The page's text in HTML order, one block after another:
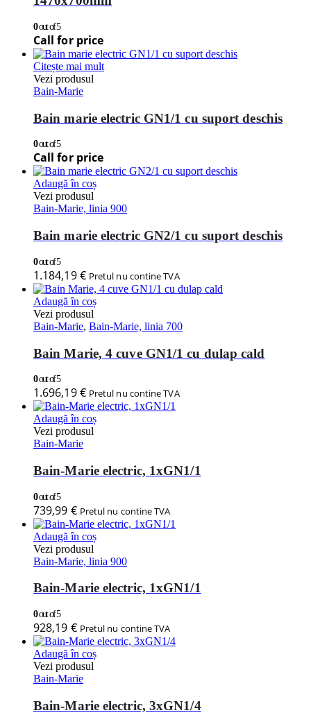
0out of 5
Call for price
Citește mai mult
Vezi produsul
Bain-Marie
Bain marie electric GN1/1 cu suport deschis
0out of 5
Call for price
Adaugă în coș
Vezi produsul
Bain-Marie, linia 900
Bain marie electric GN2/1 cu suport deschis
0out of 5
1.184,19€ Pretul nu contine TVA
Adaugă în coș
Vezi produsul
Bain-Marie, Bain-Marie, linia 700
Bain Marie, 4 cuve GN1/1 cu dulap cald
0out of 5
1.696,19€ Pretul nu contine TVA
Adaugă în coș
Vezi produsul
Bain-Marie
Bain-Marie electric, 1xGN1/1
0out of 5
739,99 € Pretul nu contine TVA
Adaugă în coș
Vezi produsul
Bain-Marie, linia 900
Bain-Marie electric, 1xGN1/1
0out of 5
928,19 € Pretul nu contine TVA
Adaugă în coș
Vezi produsul
Bain-Marie
Bain-Marie electric, 3xGN1/4